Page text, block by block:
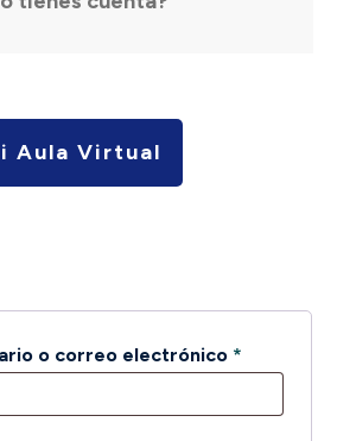
Aula Virtual
o correo electrónico *